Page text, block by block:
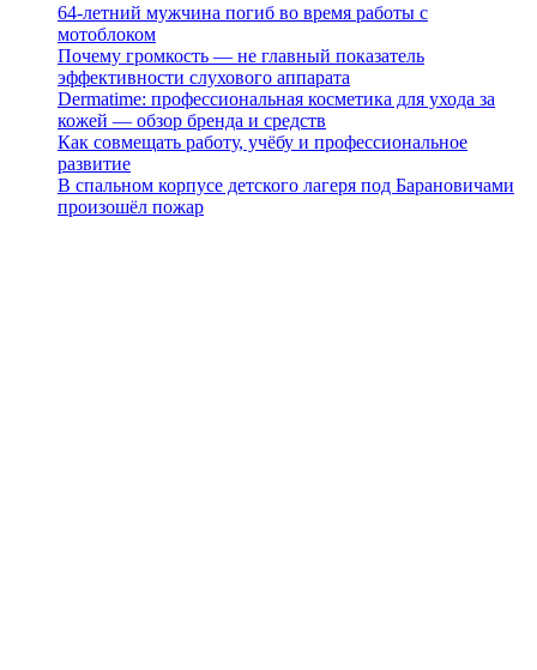
64-летний мужчина погиб во время работы с
мотоблоком
Почему громкость — не главный показатель
эффективности слухового аппарата
Dermatime: профессиональная косметика для ухода за
кожей — обзор бренда и средств
Как совмещать работу, учёбу и профессиональное
развитие
В спальном корпусе детского лагеря под Барановичами
произошёл пожар